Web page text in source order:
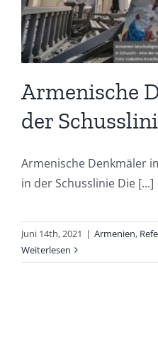
Armenische
der
Armenische Denkmäler
in der Schusslinie Die [...]
Juni 14th, 2021 | Armenien,
Weiterlesen